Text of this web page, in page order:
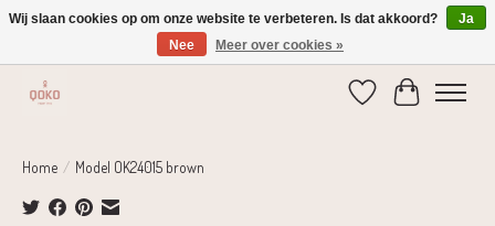
Verzending 1-2 dagen | Gratis verzending vanaf € 75,-
Verlanglijst
Home / Model OK24015 brown
Wij slaan cookies op om onze website te verbeteren. Is dat akkoord?
Ja
Nee
Meer over cookies »